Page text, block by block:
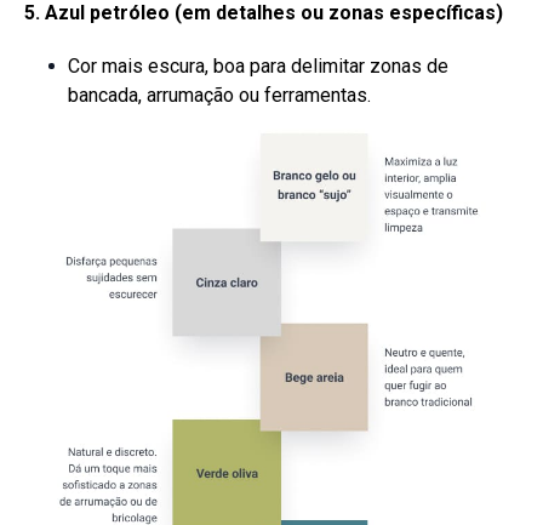
5. Azul petróleo (em detalhes ou zonas específicas)
Cor mais escura, boa para delimitar zonas de
bancada, arrumação ou ferramentas.